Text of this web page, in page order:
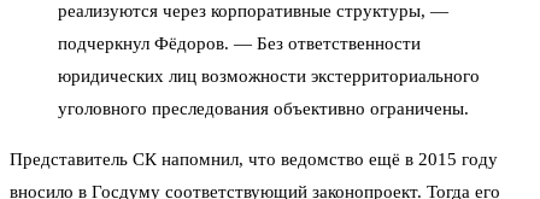
реализуются через корпоративные структуры, —
подчеркнул Фёдоров. — Без ответственности
юридических лиц возможности экстерриториального
уголовного преследования объективно ограничены.
Представитель СК напомнил, что ведомство ещё в 2015 году
вносило в Госдуму соответствующий законопроект. Тогда его